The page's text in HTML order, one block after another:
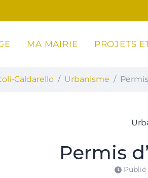
Pianottoli-Caldarello
MA MAIRIE PROJETS
Caldarello Urbanisme
Permis
Publié